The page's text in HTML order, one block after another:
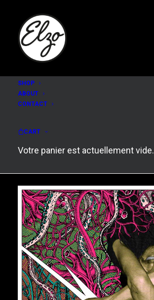
SHOP
ABOUT
CONTACT
CART
Votre panier est actuellement vide.
Kap Bambino